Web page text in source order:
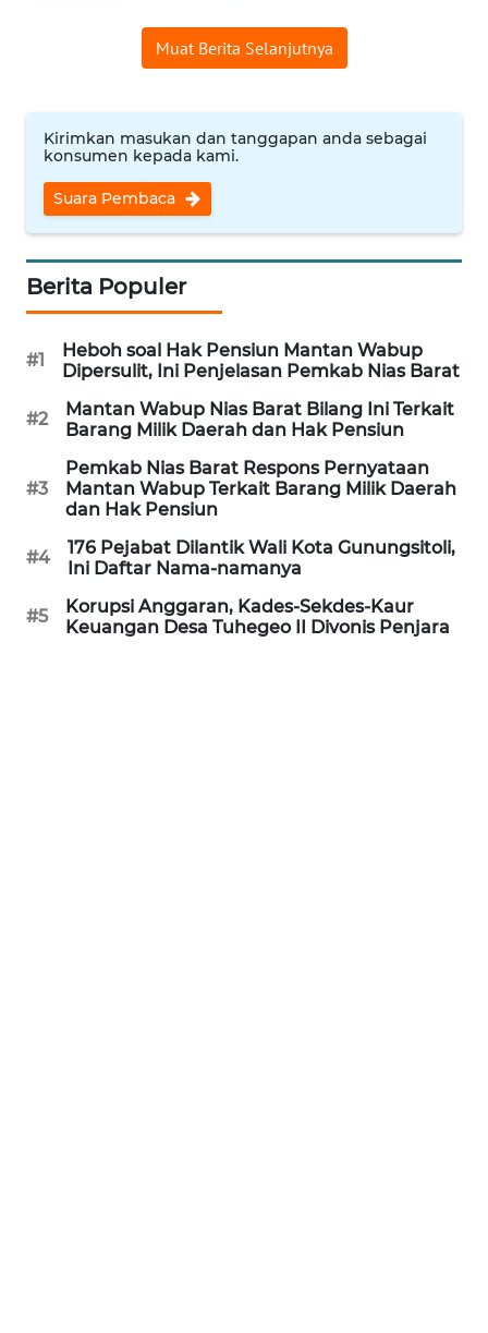
Muat Berita Selanjutnya
Kirimkan masukan dan tanggapan anda sebagai
konsumen kepada kami.
Suara Pembaca
Berita Populer
#1
Heboh soal Hak Pensiun Mantan Wabup
Dipersulit, Ini Penjelasan Pemkab Nias Barat
#2
Mantan Wabup Nias Barat Bilang Ini Terkait
Barang Milik Daerah dan Hak Pensiun
#3
Pemkab Nias Barat Respons Pernyataan
Mantan Wabup Terkait Barang Milik Daerah
dan Hak Pensiun
#4
176 Pejabat Dilantik Wali Kota Gunungsitoli,
Ini Daftar Nama-namanya
#5
Korupsi Anggaran, Kades-Sekdes-Kaur
Keuangan Desa Tuhegeo II Divonis Penjara
WN
TAPANULI
SELATAN
WN
TANJUNG
LESUNG
KARO
WN
SIMALUNGUN
WN
LABUHANBATU
WN
TENGAH